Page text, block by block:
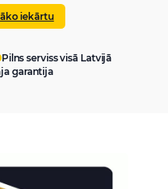
iekārtu
Pilns serviss visā Latvijā
garantija